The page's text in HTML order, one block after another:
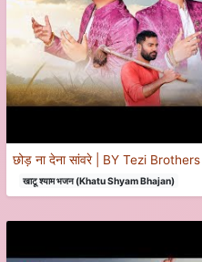
छोड़ ना देना सांवरे | BY Tezi Brothers
खाटू श्याम भजन (Khatu Shyam Bhajan)